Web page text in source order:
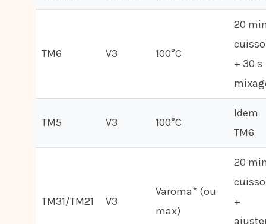
TM6 V3 100°C
20
+ 30 s
TM5 V3 100°C
Idem
TM6
TM31/TM21 V3
Varoma* (ou
max)
20
+